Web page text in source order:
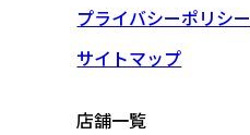
プライバシーポリシー
サイトマップ
店舗一覧